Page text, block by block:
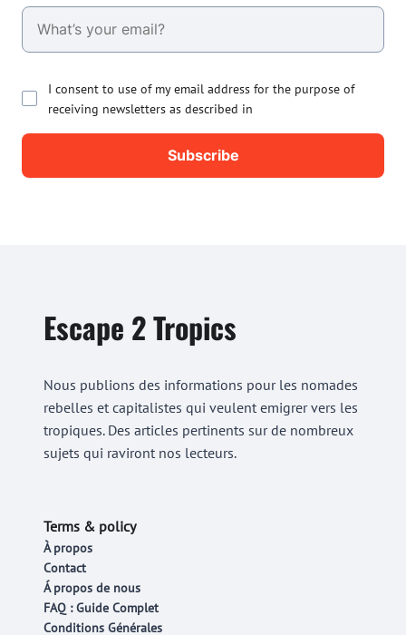
I consent to use of my email address for the purpose of
receiving newsletters as described in
Escape 2 Tropics
Nous publions des informations pour les nomades
rebelles et capitalistes qui veulent emigrer vers les
tropiques. Des articles pertinents sur de nombreux
sujets qui raviront nos lecteurs.
Terms & policy
À propos
Contact
Á propos de nous
FAQ : Guide Complet
Conditions Générales